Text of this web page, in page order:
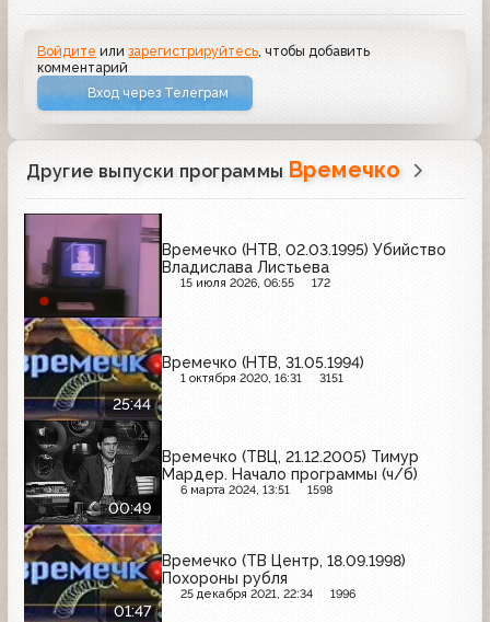
Войдите илизарегистрируйтесь , чтобы добавить
комментарий
Вход через Телеграм
Другие выпуски программы Времечко
Времечко (НТВ, 02.03.1995) Убийство
Владислава Листьева
15 июля 2026, 06:55 172
25:44
Времечко (НТВ, 31.05.1994)
1 октября 2020, 16:31 3151
00:49
Времечко (ТВЦ, 21.12.2005) Тимур
Мардер. Начало программы (ч/б)
6 марта 2024, 13:51 1598
01:47
Времечко (ТВ Центр, 18.09.1998)
Похороны рубля
25 декабря 2021, 22:34 1996